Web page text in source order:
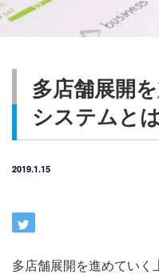
多店舗展開
システムとは
2019.1.15
多店舗展開を進めてい